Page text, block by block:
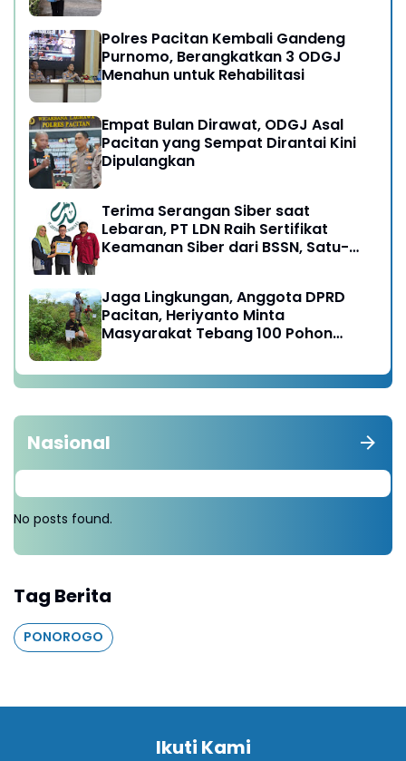
Polres Pacitan Kembali Gandeng
Purnomo, Berangkatkan 3 ODGJ
Menahun untuk Rehabilitasi
Empat Bulan Dirawat, ODGJ Asal
Pacitan yang Sempat Dirantai Kini
Dipulangkan
Terima Serangan Siber saat
Lebaran, PT LDN Raih Sertifikat
Keamanan Siber dari BSSN, Satu-
Jaga Lingkungan, Anggota DPRD
Pacitan, Heriyanto Minta
Masyarakat Tebang 100 Pohon
Nasional
No posts found.
Tag Berita
PONOROGO
Ikuti Kami